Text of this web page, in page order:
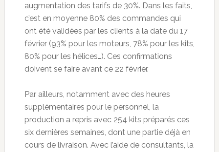
augmentation des tarifs de 30%. Dans les faits,
c’est en moyenne 80% des commandes qui
ont été validées par les clients à la date du 17
février (93% pour les moteurs, 78% pour les kits,
80% pour les hélices…). Ces confirmations
doivent se faire avant ce 22 février.
Par ailleurs, notamment avec des heures
supplémentaires pour le personnel, la
production a repris avec 254 kits préparés ces
six dernières semaines, dont une partie déjà en
cours de livraison. Avec l’aide de consultants, la